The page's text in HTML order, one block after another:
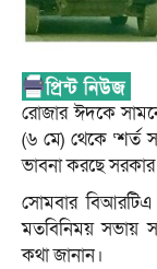
রোজার ঈদকে
(৬ মে) থেকে ‘শর্ত
ভাবনা করছে
সোমবার বিআরটিএ
মতবিনিময় সভায়
কথা জানান।